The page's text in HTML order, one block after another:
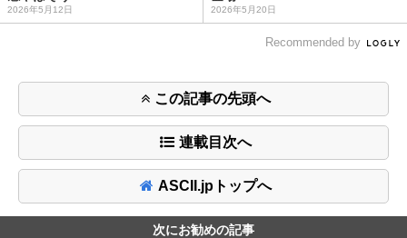
2026年5月12日 2026年5月20日
Recommended by
この記事の先頭へ
連載目次へ
ASCII.jpトップへ
次にお勧めの記事